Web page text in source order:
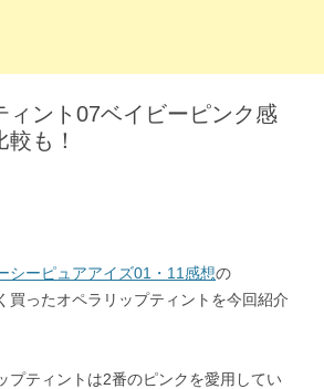
ィント07ベイビーピンク感
も！
ーピュアアイズ01・11感想の
買ったオペラリップティントを今回紹介
プティントは2番のピンクを愛用してい